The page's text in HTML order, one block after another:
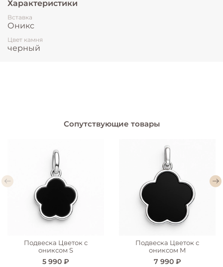
Характеристики
Вставка
Оникс
Цвет камня
черный
Сопутствующие товары
Подвеска Цветок с
ониксом S
5 990 ₽
Подвеска Цветок с
ониксом М
7 990 ₽